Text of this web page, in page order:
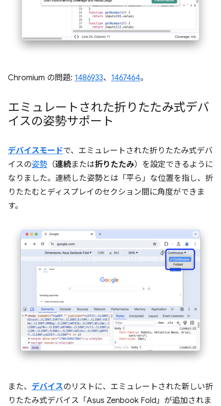
Chromium の問題: 1486933、 1467464。
エミュレートされた折りたたみ式デバ
イスの姿勢サポート
デバイスモードで、エミュレートされた折りたたみ式デバ
イスの姿勢 （連続または折りたたみ）を設定できるように
なりました。連続した姿勢とは「平ら」な位置を指し、折
りたたむとディスプレイのセクション間に角度ができま
す。
また、 デバイスのリストに、エミュレートされた新しい折
りたたみ式デバイス「Asus Zenbook Fold」が追加されま